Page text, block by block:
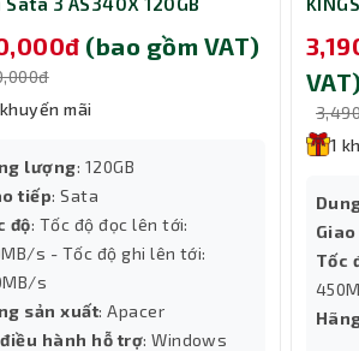
(2933/2666/2400/2133 MHz), tối ưu
mainboard này hỗ trợ 1 khe M.2 PCIe 3.0
thiện tốc độ khởi động hệ thống. Bo
mở rộng không gian lưu trữ một cách linh
(bao gồm VAT)
mãi
lượng: 120GB
tiếp: Sata
độ: Tốc độ đọc lên tới:
s - Tốc độ ghi lên tới:
s
sản xuất: Apacer
điều hành hỗ trợ: Windows
VAT)
1
Tốc